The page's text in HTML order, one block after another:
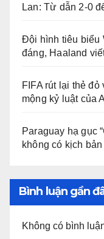
Lan: Từ dẫn 2-0
Đội hình tiêu biểu
đáng, Haaland
FIFA rút lại thẻ
mộng kỷ luật của
Paraguay hạ gục
không có kịch
Bình luận gần
Không có bình